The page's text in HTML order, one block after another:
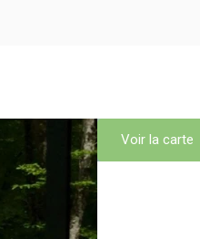
Voir la carte